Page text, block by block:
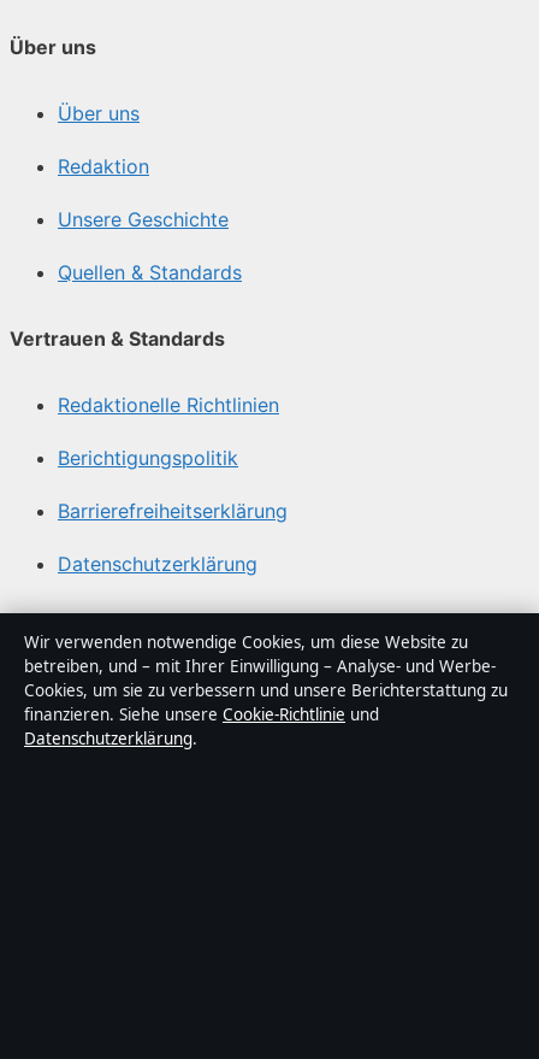
Über uns
Über uns
Redaktion
Unsere Geschichte
Quellen & Standards
Vertrauen & Standards
Redaktionelle Richtlinien
Berichtigungspolitik
Barrierefreiheitserklärung
Datenschutzerklärung
Über Tageslage in Kürze
Tageslage ist ein unabhängiger digitaler
Nachrichtenanbieter mit Fokus auf Politik, Wirtschaft,
Technik und Gesellschaft in Deutschland. Jeder Artikel
Wir verwenden notwendige Cookies, um diese Website zu
betreiben, und – mit Ihrer Einwilligung – Analyse- und Werbe-
Cookies, um sie zu verbessern und unsere Berichterstattung zu
finanzieren. Siehe unsere Cookie-Richtlinie und
Datenschutzerklärung.